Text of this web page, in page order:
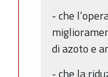
- che
di azoto e
- che la